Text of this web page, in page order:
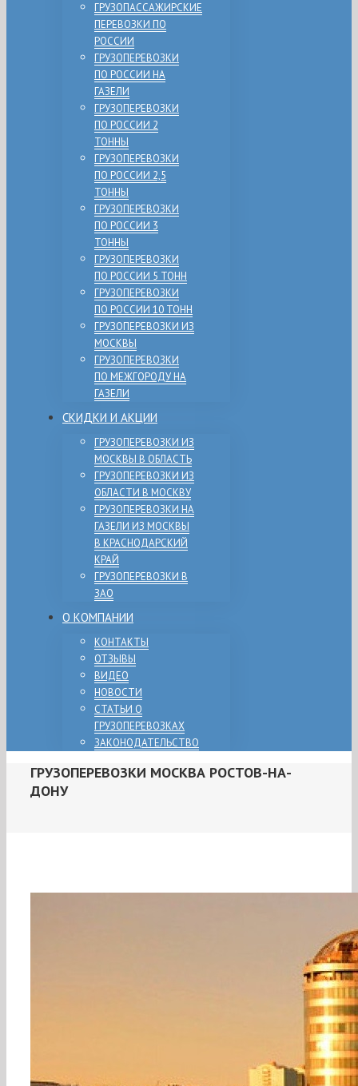
ГРУЗОПАССАЖИРСКИЕ
ПЕРЕВОЗКИ ПО
РОССИИ
ГРУЗОПЕРЕВОЗКИ
ПО РОССИИ НА
ГАЗЕЛИ
ГРУЗОПЕРЕВОЗКИ
ПО РОССИИ 2
ТОННЫ
ГРУЗОПЕРЕВОЗКИ
ПО РОССИИ 2,5
ТОННЫ
ГРУЗОПЕРЕВОЗКИ
ПО РОССИИ 3
ТОННЫ
ГРУЗОПЕРЕВОЗКИ
ПО РОССИИ 5 ТОНН
ГРУЗОПЕРЕВОЗКИ
ПО РОССИИ 10 ТОНН
ГРУЗОПЕРЕВОЗКИ ИЗ
МОСКВЫ
ГРУЗОПЕРЕВОЗКИ
ПО МЕЖГОРОДУ НА
ГАЗЕЛИ
СКИДКИ И АКЦИИ
ГРУЗОПЕРЕВОЗКИ ИЗ
МОСКВЫ В ОБЛАСТЬ
ГРУЗОПЕРЕВОЗКИ ИЗ
ОБЛАСТИ В МОСКВУ
ГРУЗОПЕРЕВОЗКИ НА
ГАЗЕЛИ ИЗ МОСКВЫ
В КРАСНОДАРСКИЙ
КРАЙ
ГРУЗОПЕРЕВОЗКИ В
ЗАО
О КОМПАНИИ
КОНТАКТЫ
ОТЗЫВЫ
ВИДЕО
НОВОСТИ
СТАТЬИ О
ГРУЗОПЕРЕВОЗКАХ
ЗАКОНОДАТЕЛЬСТВО
ГРУЗОПЕРЕВОЗКИ МОСКВА РОСТОВ-НА-
ДОНУ